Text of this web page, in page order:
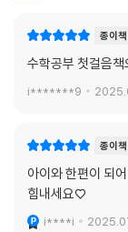
종이책
수학공부 첫걸음
i*******9
종이책
아이와 한편이 되
힘내세요♡
i****i